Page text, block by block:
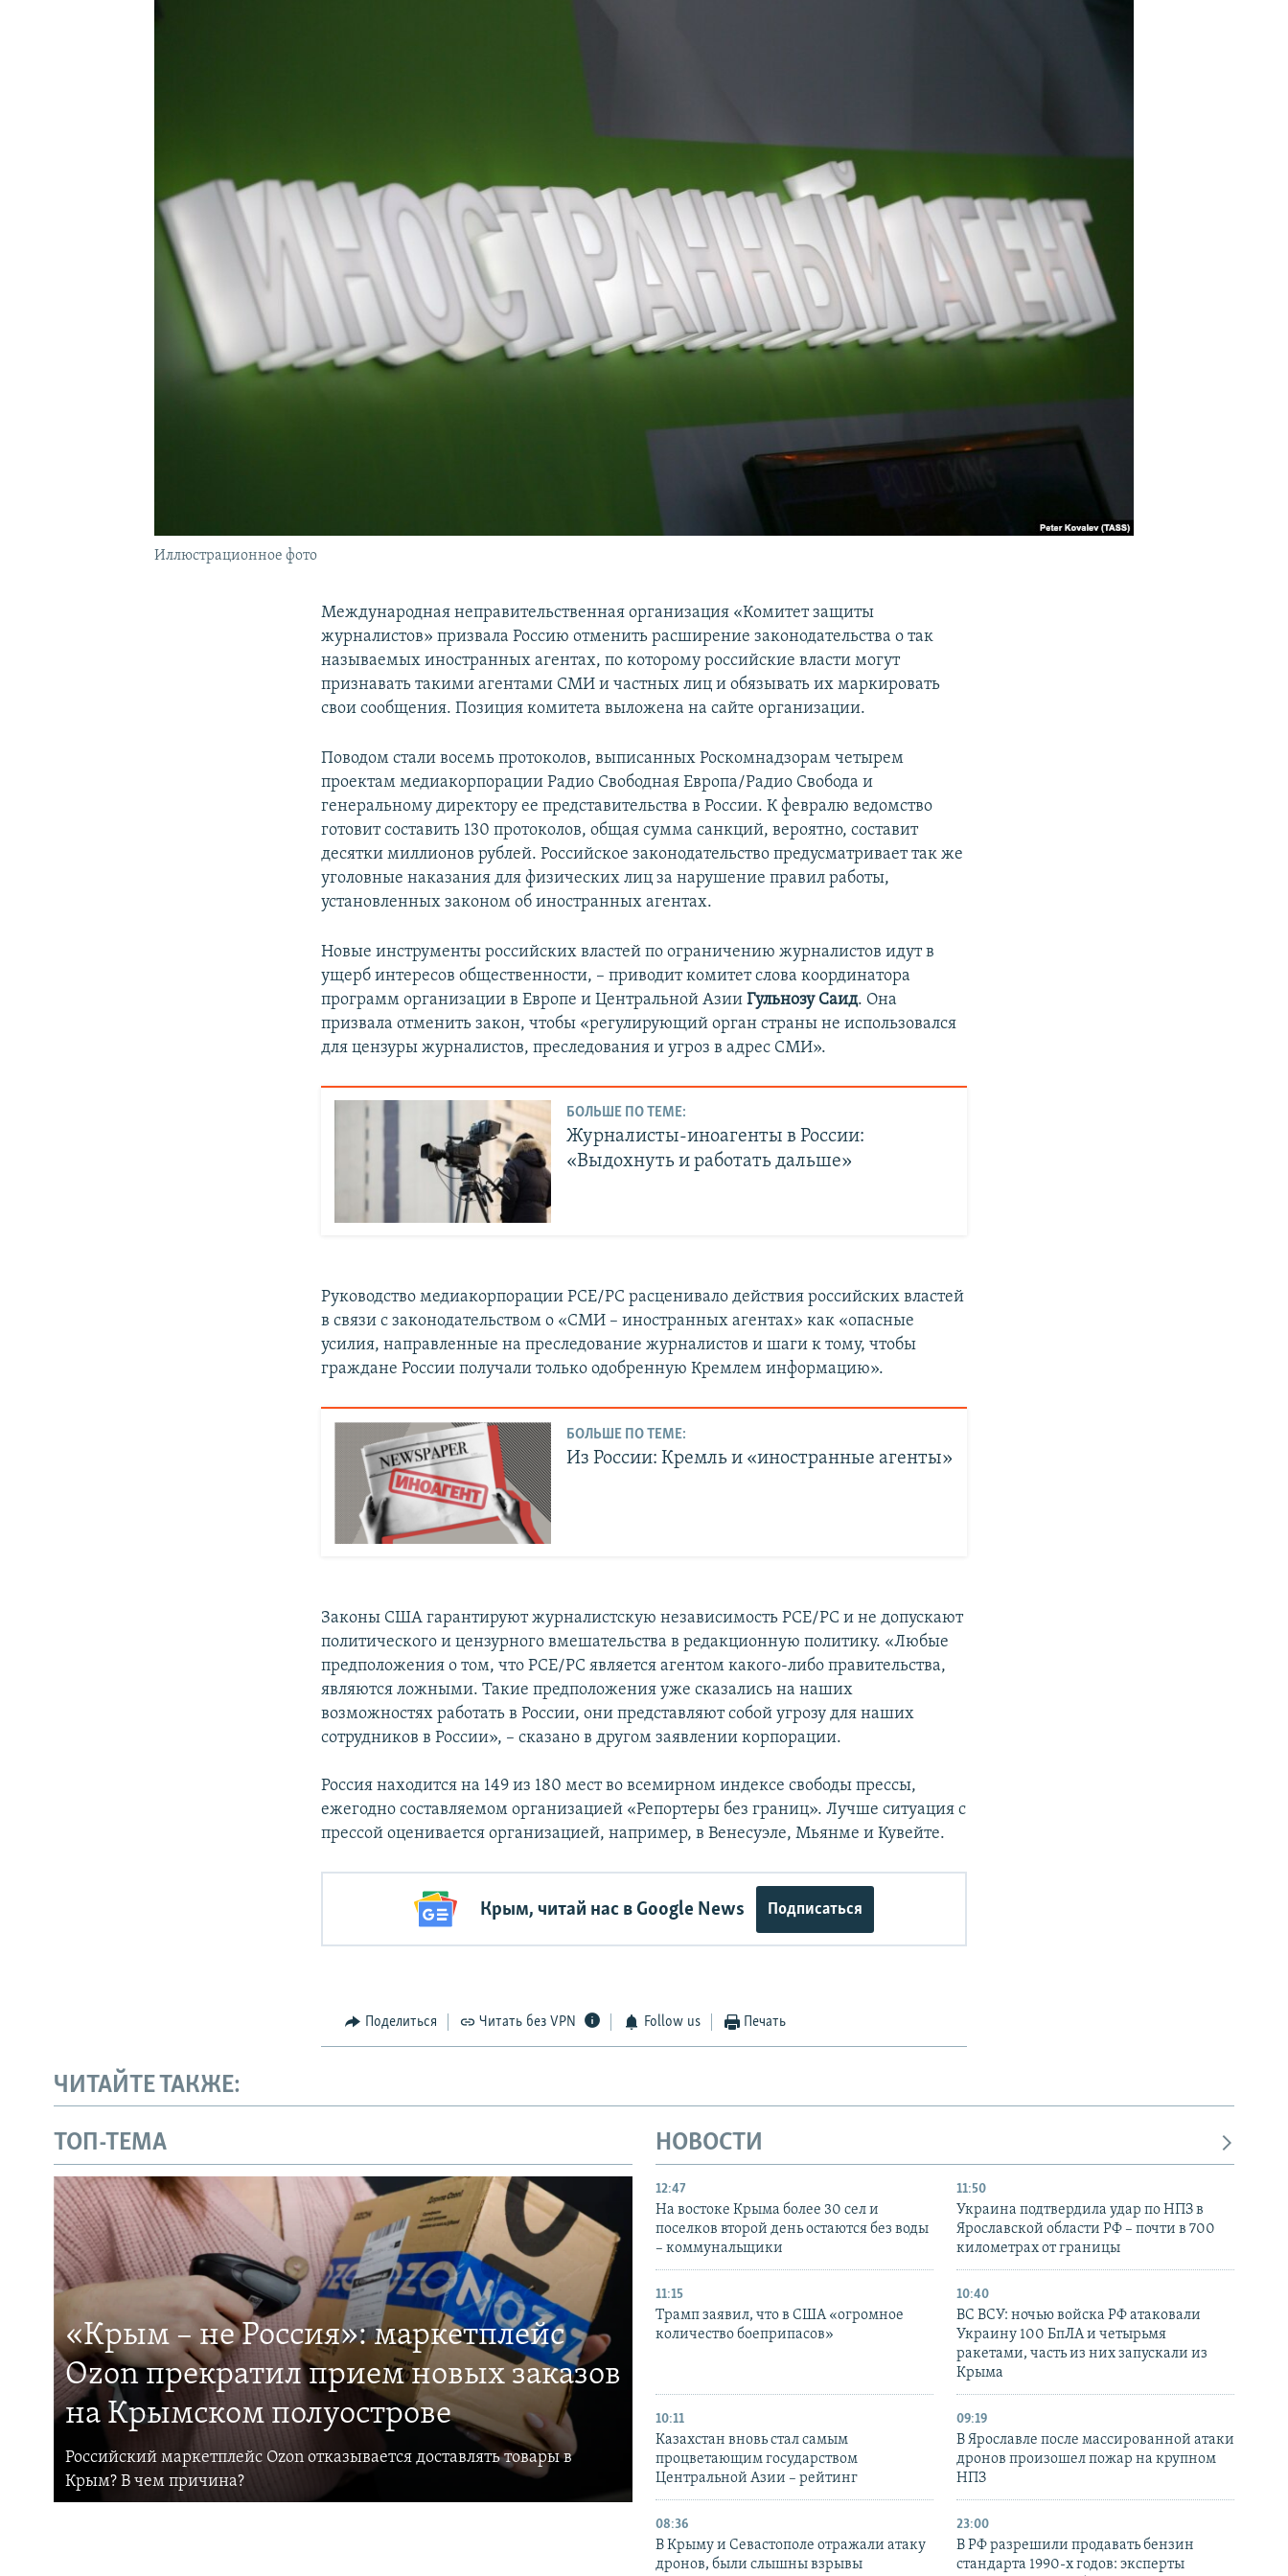
Иллюстрационное фото
Международная неправительственная организация «Комитет защиты
журналистов» призвала Россию отменить расширение законодательства о так
называемых иностранных агентах, по которому российские власти могут
признавать такими агентами СМИ и частных лиц и обязывать их маркировать
свои сообщения. Позиция комитета выложена на сайте организации.
Поводом стали восемь протоколов, выписанных Роскомнадзорам четырем
проектам медиакорпорации Радио Свободная Европа/Радио Свобода и
генеральному директору ее представительства в России. К февралю ведомство
готовит составить 130 протоколов, общая сумма санкций, вероятно, составит
десятки миллионов рублей. Российское законодательство предусматривает так же
уголовные наказания для физических лиц за нарушение правил работы,
установленных законом об иностранных агентах.
Новые инструменты российских властей по ограничению журналистов идут в
ущерб интересов общественности, – приводит комитет слова координатора
программ организации в Европе и Центральной АзииГульнозу Саид. Она
призвала отменить закон, чтобы «регулирующий орган страны не использовался
для цензуры журналистов, преследования и угроз в адрес СМИ».
БОЛЬШЕ ПО ТЕМЕ:
Журналисты-иноагенты в России:
«Выдохнуть и работать дальше»
Руководство медиакорпорации РСЕ/РС расценивало действия российских властей
в связи с законодательством о «СМИ – иностранных агентах» как «опасные
усилия, направленные на преследование журналистов и шаги к тому, чтобы
граждане России получали только одобренную Кремлем информацию».
БОЛЬШЕ ПО ТЕМЕ:
Из России: Кремль и «иностранные агенты»
Законы США гарантируют журналистскую независимость РСЕ/РС и не допускают
политического и цензурного вмешательства в редакционную политику. «Любые
предположения о том, что РСЕ/РС является агентом какого-либо правительства,
являются ложными. Такие предположения уже сказались на наших
возможностях работать в России, они представляют собой угрозу для наших
сотрудников в России», – сказано в другом заявлении корпорации.
Россия находится на 149 из 180 мест во всемирном индексе свободы прессы,
ежегодно составляемом организацией «Репортеры без границ». Лучше ситуация с
прессой оценивается организацией, например, в Венесуэле, Мьянме и Кувейте.
Крым, читай нас в Google News Подписаться
Поделиться Читать без VPN Follow us Печать
ЧИТАЙТЕ ТАКЖЕ:
ТОП-ТЕМА
«Крым – не Россия»: маркетплейс
Ozon прекратил прием новых заказов
на Крымском полуострове
Российский маркетплейс Ozon отказывается доставлять товары в
Крым? В чем причина?
НОВОСТИ
12:47
На востоке Крыма более 30 сел и
поселков второй день остаются без воды
– коммунальщики
11:50
Украина подтвердила удар по НПЗ в
Ярославской области РФ – почти в 700
километрах от границы
11:15
Трамп заявил, что в США «огромное
количество боеприпасов»
10:40
ВС ВСУ: ночью войска РФ атаковали
Украину 100 БпЛА и четырьмя
ракетами, часть из них запускали из
Крыма
10:11
Казахстан вновь стал самым
процветающим государством
Центральной Азии – рейтинг
09:19
В Ярославле после массированной атаки
дронов произошел пожар на крупном
НПЗ
08:36
В Крыму и Севастополе отражали атаку
дронов, были слышны взрывы
23:00
В РФ разрешили продавать бензин
стандарта 1990-х годов: эксперты